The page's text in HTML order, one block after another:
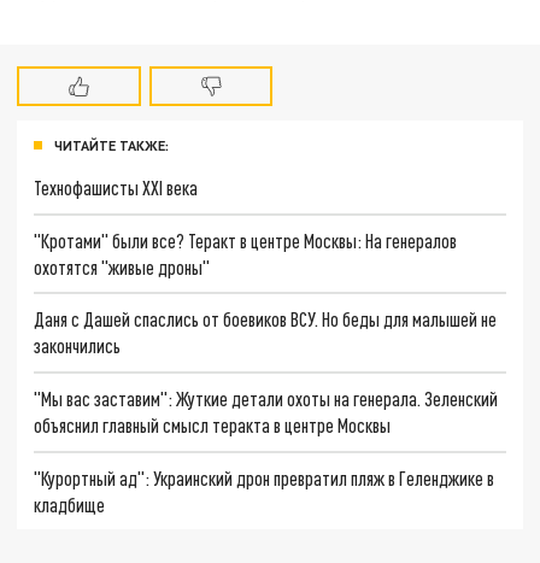
ЧИТАЙТЕ ТАКЖЕ:
Технофашисты XXI века
"Кротами" были все? Теракт в центре Москвы: На генералов
охотятся "живые дроны"
Даня с Дашей спаслись от боевиков ВСУ. Но беды для малышей не
закончились
"Мы вас заставим": Жуткие детали охоты на генерала. Зеленский
объяснил главный смысл теракта в центре Москвы
"Курортный ад": Украинский дрон превратил пляж в Геленджике в
кладбище